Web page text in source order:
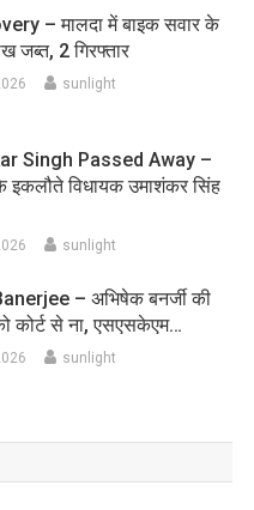
– मालदा में बाइक सवार के
जब्त, 2 गिरफ्तार
sunlight
Singh Passed Away –
इकलौते विधायक उमाशंकर सिंह
sunlight
– अभिषेक बनर्जी की
कोर्ट से ना, एसएसकेएम…
sunlight